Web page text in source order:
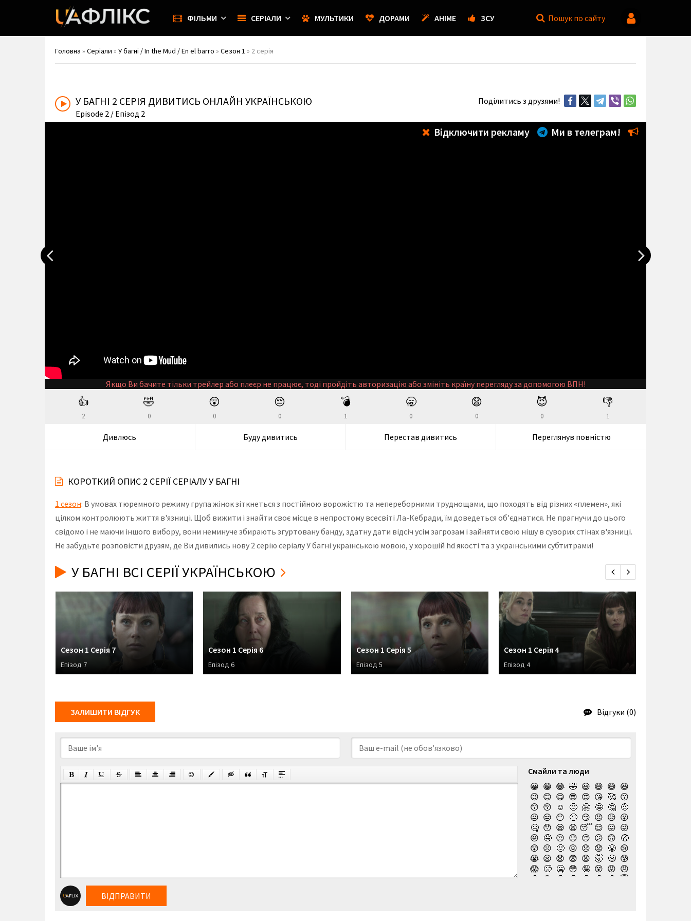
ФІЛЬМИ СЕРІАЛИ МУЛЬТИКИ ДОРАМИ АНІМЕ ЗСУ Пошук по сайту
Головна » Серіали » У багні / In the Mud / En el barro » Сезон 1 » 2 серія
Поділитись з друзями!
У БАГНІ 2 СЕРІЯ ДИВИТИСЬ ОНЛАЙН УКРАЇНСЬКОЮ
Episode 2 / Епізод 2
Відключити рекламу Ми в телеграм!
Якщо Ви бачите тільки трейлер або плеєр не працює, тоді пройдіть авторизацію або змініть країну перегляду за допомогою ВПН!
👍
2
🤣
0
😲
0
😔
0
💣
1
🥱
0
😧
0
😈
0
👎
1
Дивлюсь Буду дивитись Перестав дивитись Переглянув повністю
КОРОТКИЙ ОПИС 2 СЕРІЇ СЕРІАЛУ У БАГНІ
1 сезон: В умовах тюремного режиму група жінок зіткнеться з постійною ворожістю та непереборними труднощами, що походять від різних «племен», які
цілком контролюють життя в'язниці. Щоб вижити і знайти своє місце в непростому всесвіті Ла-Кебради, їм доведеться об'єднатися. Не прагнучи до цього
свідомо і не маючи іншого вибору, вони неминуче збирають згуртовану банду, здатну дати відсіч усім загрозам і зайняти свою нішу в суворих стінах в'язниці.
Не забудьте розповісти друзям, де Ви дивились нову 2 серію серіалу У багні українською мовою, у хорошій hd якості та з українськими субтитрами!
У БАГНІ ВСІ СЕРІЇ УКРАЇНСЬКОЮ
Сезон 1 Серія 7
Епізод 7
Сезон 1 Серія 6
Епізод 6
Сезон 1 Серія 5
Епізод 5
Сезон 1 Серія 4
Епізод 4
ЗАЛИШИТИ ВІДГУК Відгуки (0)
Смайли та люди
😀 😁 😂 🤣 😃 😄 😅 😆
😉 😊 😋 😎 😍 😘 🥰 😗
😙 😚 ☺️ 🙂 🤗 🤩 🤔 🤨
😐 😑 😶 🙄 😏 😣 😥 😮
🤐 😯 😪 😫 😴 😌 😛 😜
😝 🤤 😒 😓 😔 😕 🙃 🤑
😲 ☹️ 🙁 😖 😞 😟 😤 😢
😭 😦 😧 😨 😩 🤯 😬 😰
😱 🥵 🥶 😳 🤪 😵 😡 😠
🤬
😷 🤒 🤕 🤢 🤮 🤧 😇
ВІДПРАВИТИ